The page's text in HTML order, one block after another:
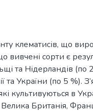
клематисів, що
сорти є
та Нідерландів (по
та України (по 5 %).
культивуються в
Велика Британія,